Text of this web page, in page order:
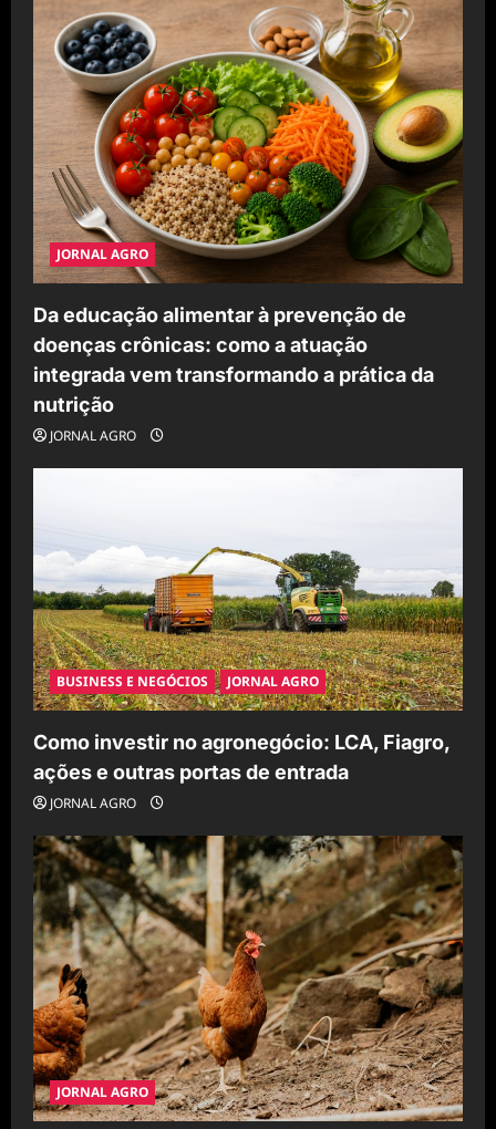
JORNAL AGRO
Da educação alimentar à prevenção de
doenças crônicas: como a atuação
integrada vem transformando a prática da
nutrição
JORNAL AGRO
BUSINESS E NEGÓCIOS JORNAL AGRO
Como investir no agronegócio: LCA, Fiagro,
ações e outras portas de entrada
JORNAL AGRO
JORNAL AGRO